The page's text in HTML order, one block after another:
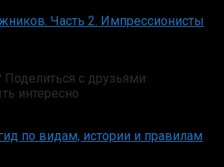
Часть 2. Импрессионисты
Поделиться с друзьями:
интересно
по видам, истории и правилам